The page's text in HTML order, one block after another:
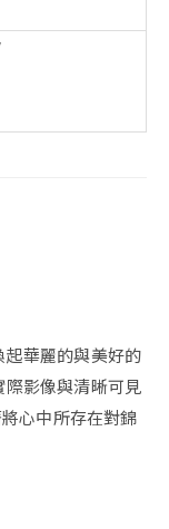
起華麗的與美好的
際影像與清晰可見
心中所存在對錦